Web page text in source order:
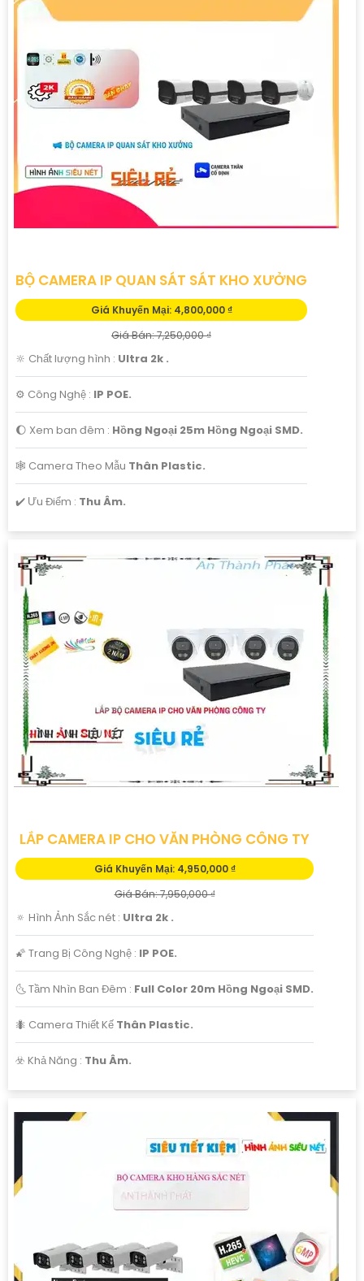
BỘ CAMERA IP QUAN SÁT SÁT KHO XƯỞNG
Giá Khuyến Mại: 4,800,000 ₫
Giá Bán: 7,250,000 ₫
🔆 Chất lượng hình : Ultra 2k .
⚙ Công Nghệ : IP POE.
🌔 Xem ban đêm : Hồng Ngoại 25m Hồng Ngoại SMD.
🕸️ Camera Theo Mẫu Thân Plastic.
️✔️ Ưu Điểm : Thu Âm.
LẮP CAMERA IP CHO VĂN PHÒNG CÔNG TY
Giá Khuyến Mại: 4,950,000 ₫
Giá Bán: 7,950,000 ₫
🔅 Hình Ảnh Sắc nét : Ultra 2k .
🌠 Trang Bị Công Nghệ : IP POE.
🌜 Tầm Nhìn Ban Đêm : Full Color 20m Hồng Ngoại SMD.
🐜 Camera Thiết Kế Thân Plastic.
️☣️ Khả Năng : Thu Âm.